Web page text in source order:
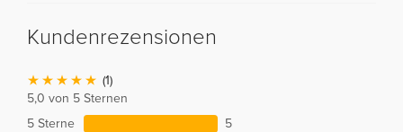
Kundenrezensionen
(1)
5,0 von 5 Sternen
5 Sterne
5